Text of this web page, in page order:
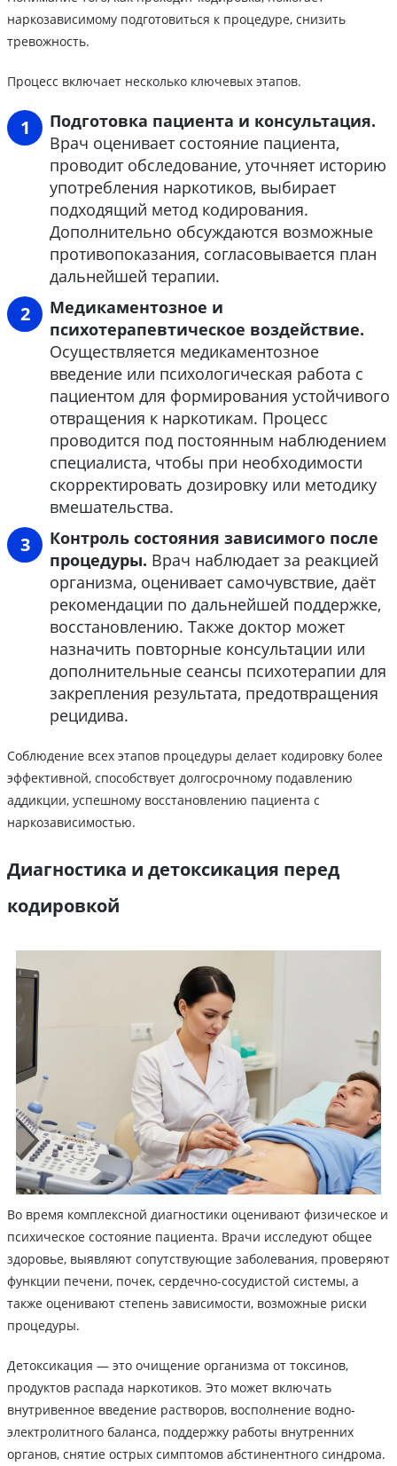
наркозависимому подготовиться к процедуре, снизить
тревожность.
Процесс включает несколько ключевых этапов.
Подготовка пациента и консультация.
Врач оценивает состояние пациента,
проводит обследование, уточняет историю
употребления наркотиков, выбирает
подходящий метод кодирования.
Дополнительно обсуждаются возможные
противопоказания, согласовывается план
дальнейшей терапии.
Медикаментозное и
психотерапевтическое воздействие.
Осуществляется медикаментозное
введение или психологическая работа с
пациентом для формирования устойчивого
отвращения к наркотикам. Процесс
проводится под постоянным наблюдением
специалиста, чтобы при необходимости
скорректировать дозировку или методику
вмешательства.
Контроль состояния зависимого после
процедуры. Врач наблюдает за реакцией
организма, оценивает самочувствие, даёт
рекомендации по дальнейшей поддержке,
восстановлению. Также доктор может
назначить повторные консультации или
дополнительные сеансы психотерапии для
закрепления результата, предотвращения
рецидива.
Соблюдение всех этапов процедуры делает кодировку более
эффективной, способствует долгосрочному подавлению
аддикции, успешному восстановлению пациента с
наркозависимостью.
Диагностика и детоксикация перед
кодировкой
Во время комплексной диагностики оценивают физическое и
психическое состояние пациента. Врачи исследуют общее
здоровье, выявляют сопутствующие заболевания, проверяют
функции печени, почек, сердечно-сосудистой системы, а
также оценивают степень зависимости, возможные риски
процедуры.
Детоксикация ― это очищение организма от токсинов,
продуктов распада наркотиков. Это может включать
внутривенное введение растворов, восполнение водно-
электролитного баланса, поддержку работы внутренних
органов, снятие острых симптомов абстинентного синдрома.